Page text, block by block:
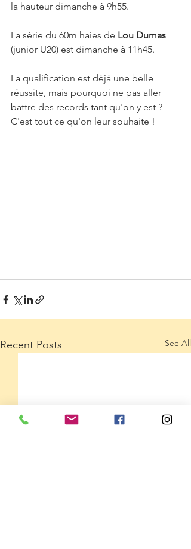
la hauteur dimanche à 9h55.
La série du 60m haies de Lou Dumas
(junior U20) est dimanche à 11h45.
La qualification est déjà une belle
réussite, mais pourquoi ne pas aller
battre des records tant qu'on y est ?
C'est tout ce qu'on leur souhaite !
Recent Posts See All